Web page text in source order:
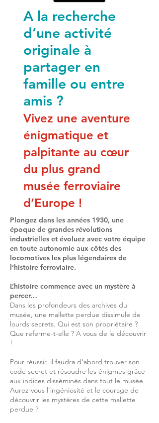
A la recherche
d’une activité
originale à
partager en
famille ou entre
amis ?
Vivez une aventure
énigmatique et
palpitante au cœur
du plus grand
musée ferroviaire
d’Europe !
Plongez dans les années 1930, une
époque de grandes révolutions
industrielles et évoluez avec votre équipe
en toute autonomie aux côtés des
locomotives les plus légendaires de
l’histoire ferroviaire.
L’histoire commence avec un mystère à
percer…
Dans les profondeurs des archives du
musée, une mallette perdue dissimule de
lourds secrets. Qui est son propriétaire ?
Que referme-t-elle ? A vous de le découvrir
!
Pour réussir, il faudra d’abord trouver son
code secret et résoudre les énigmes grâce
aux indices disséminés dans tout le musée.
Aurez-vous l’ingéniosité et le courage de
découvrir les mystères de cette mallette
perdue ?